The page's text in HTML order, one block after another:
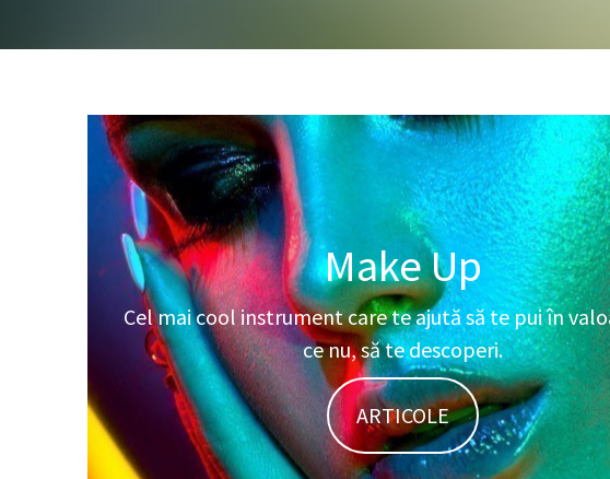
Make Up
Cel mai cool instrument care te ajută să te pui în
ce nu, să te descoperi.
ARTICOLE